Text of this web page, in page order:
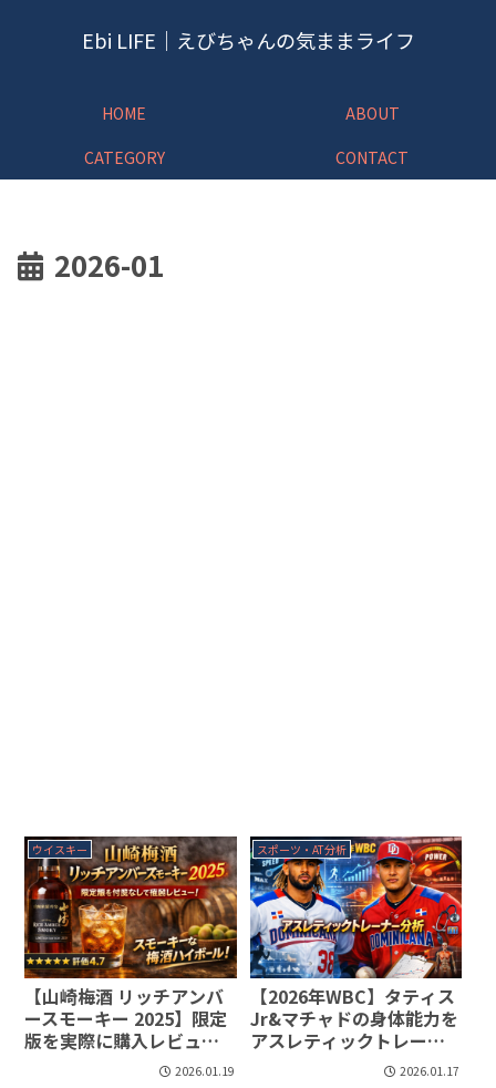
Ebi LIFE｜えびちゃんの気ままライフ
HOME
ABOUT
CATEGORY
CONTACT
2026-01
ウイスキー
【山崎梅酒 リッチアンバ
ースモーキー 2025】限定
版を実際に購入レビュー
｜忖度なしの評価 2026.01.19
スポーツ・AT分析
【2026年WBC】タティス
Jr&マチャドの身体能力を
アスレティックトレーナ
2026.01.17